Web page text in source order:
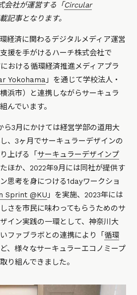
会社が運営する「Circular
記事となります。
経済に関わるデジタルメディア運営
援を手がけるハーチ株式会社で
おける循環経済推進メディアプラ
Yokohama 」を通じて学校法人・
浜市）と連携しながらサーキュラ
んでいます。
ら3月にかけては経営学部の道用大
、3ヶ月でサーキュラーデザインの
上げる「 サーキュラーデザインプ
ほか、2022年9月には同社が提供す
思考を身につける1dayワークショ
Sprint @KU 」を実施、2023年には
さを市民に味わってもらうためのサ
イン実践の一環として、神奈川大
ファブラボとの連携により「循環
、様々なサーキュラーエコノミープ
り組んできました。